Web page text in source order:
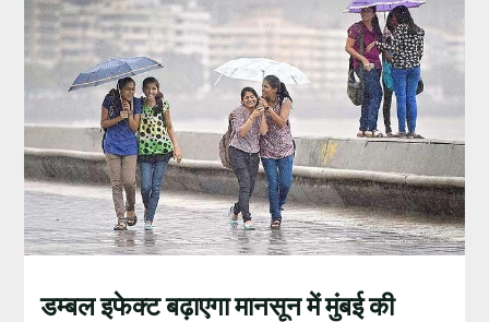
डम्बल इफेक्ट बढ़ाएगा मानसून में मुंबई की